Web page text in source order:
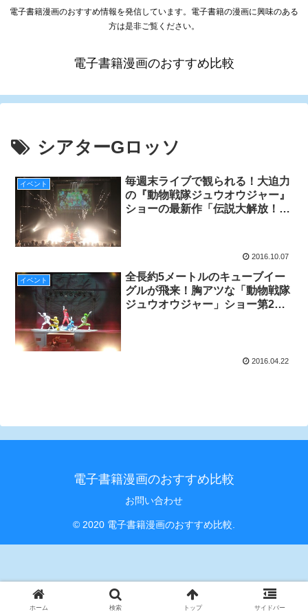
電子書籍漫画のおすすめ情報を発信しています。電子書籍の漫画に興味のある
方は是非ご覧ください。
電子書籍漫画のおすすめ比較
シアターGロッソ
イベント
毎週末ライブで観られる！大迫力
の『動物戦隊ジュウオウジャー』
ショーの最新作「伝説大解放！ジ
2016.10.07
イベント
全長約5メートルのキューブイー
グルが飛来！胸アツな「動物戦隊
ジュウオウジャー」ショー第2弾
2016.04.22
電子書籍漫画のおすすめ比較
お問い合わせ
© 2020 電子書籍漫画のおすすめ比較.
ホーム 検索 トップ サイドバー